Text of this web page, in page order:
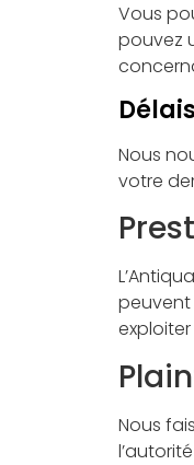
Vous
pouvez
Nous
votre
peuvent
Nous